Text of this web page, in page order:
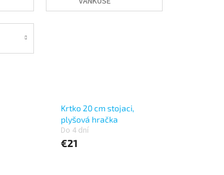
Krtko 20 cm stojaci,
plyšová hračka
Do 4 dní
€21